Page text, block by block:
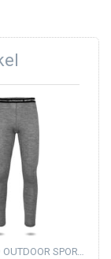
NORMANI® OUTDOOR SPORTS